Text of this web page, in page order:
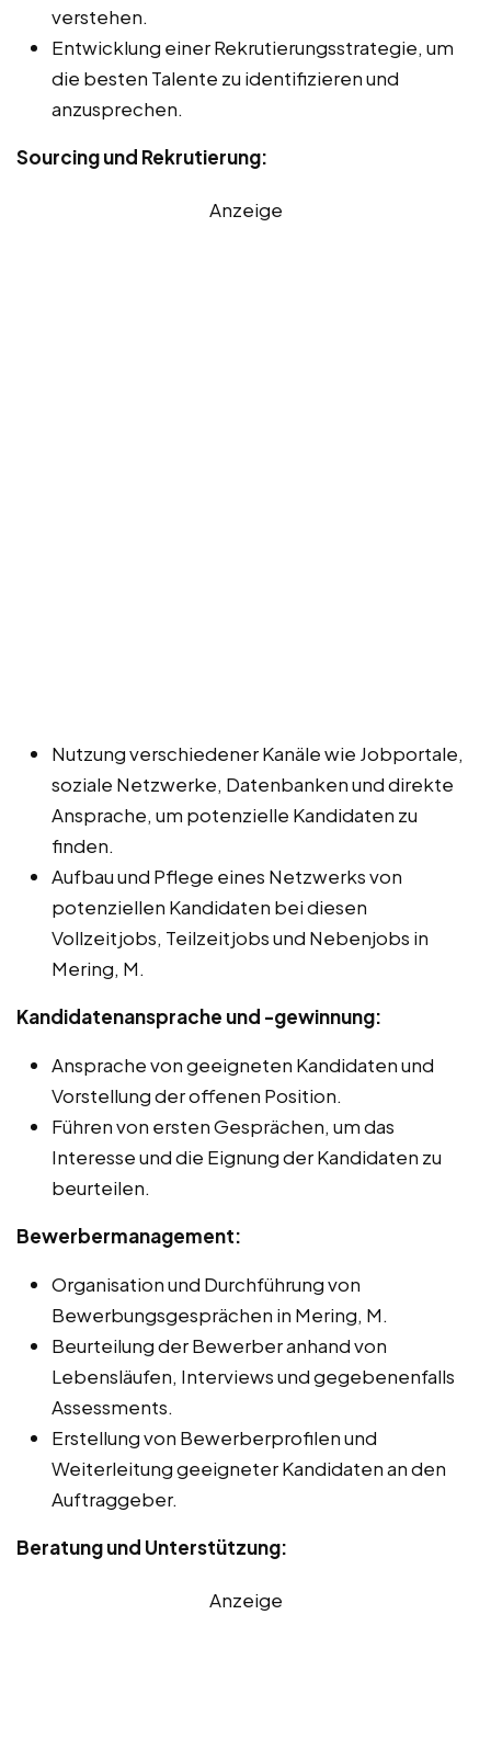
verstehen.
Entwicklung einer Rekrutierungsstrategie, um
die besten Talente zu identifizieren und
anzusprechen.
Sourcing und Rekrutierung:
Anzeige
Nutzung verschiedener Kanäle wie Jobportale,
soziale Netzwerke, Datenbanken und direkte
Ansprache, um potenzielle Kandidaten zu
finden.
Aufbau und Pflege eines Netzwerks von
potenziellen Kandidaten bei diesen
Vollzeitjobs, Teilzeitjobs und Nebenjobs in
Mering, M.
Kandidatenansprache und -gewinnung:
Ansprache von geeigneten Kandidaten und
Vorstellung der offenen Position.
Führen von ersten Gesprächen, um das
Interesse und die Eignung der Kandidaten zu
beurteilen.
Bewerbermanagement:
Organisation und Durchführung von
Bewerbungsgesprächen in Mering, M.
Beurteilung der Bewerber anhand von
Lebensläufen, Interviews und gegebenenfalls
Assessments.
Erstellung von Bewerberprofilen und
Weiterleitung geeigneter Kandidaten an den
Auftraggeber.
Beratung und Unterstützung:
Anzeige